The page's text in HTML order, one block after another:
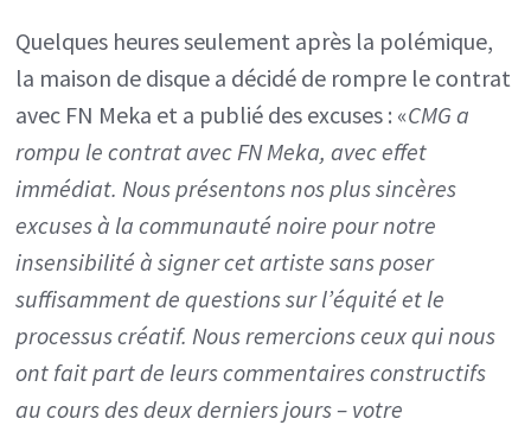
Quelques heures seulement après la polémique,
la maison de disque a décidé de rompre le contrat
avec FN Meka et a publié des excuses : «CMG a
rompu le contrat avec FN Meka, avec effet
immédiat. Nous présentons nos plus sincères
excuses à la communauté noire pour notre
insensibilité à signer cet artiste sans poser
suffisamment de questions sur l’équité et le
processus créatif. Nous remercions ceux qui nous
ont fait part de leurs commentaires constructifs
au cours des deux derniers jours – votre